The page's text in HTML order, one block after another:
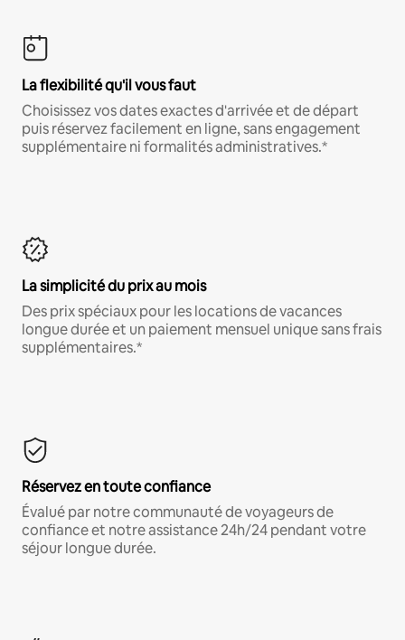
La flexibilité qu'il vous faut
Choisissez vos dates exactes d'arrivée et de départ
puis réservez facilement en ligne, sans engagement
supplémentaire ni formalités administratives.*
La simplicité du prix au mois
Des prix spéciaux pour les locations de vacances
longue durée et un paiement mensuel unique sans frais
supplémentaires.*
Réservez en toute confiance
Évalué par notre communauté de voyageurs de
confiance et notre assistance 24h/24 pendant votre
séjour longue durée.